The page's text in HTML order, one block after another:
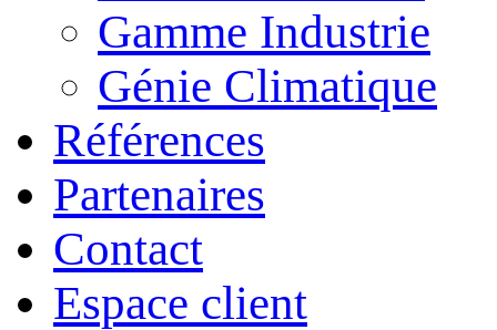
Gamme Industrie
Génie Climatique
Références
Partenaires
Contact
Espace client